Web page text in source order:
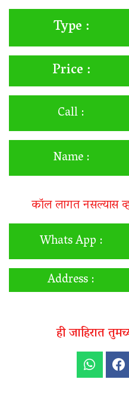
Type :
Price :
Call :
Name :
कॉल लागत नसल्यास
Whats App :
Address :
ही जाहिरात